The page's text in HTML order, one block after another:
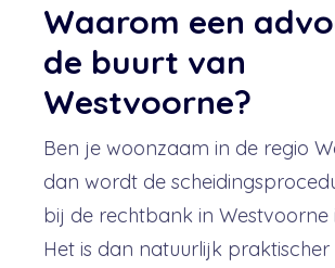
Waarom een
de buurt van
Westvoorne?
Ben je woonzaam in de regio
dan wordt de
bij de rechtbank in Westvoorne
Het is dan natuurlijk praktischer